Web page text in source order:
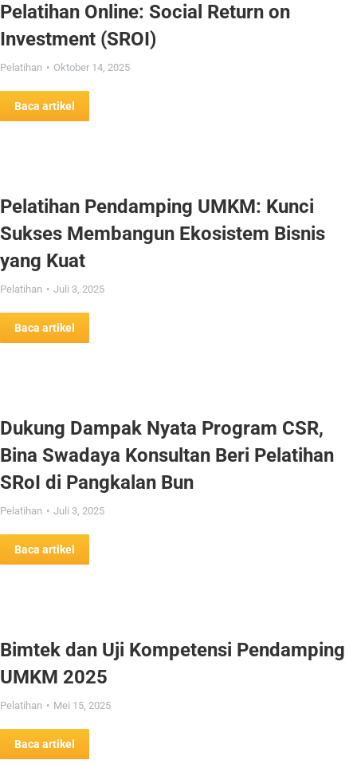
Pelatihan Online: Social Return on
Investment (SROI)
Pelatihan Oktober 14, 2025
Baca artikel
Pelatihan Pendamping UMKM: Kunci
Sukses Membangun Ekosistem Bisnis
yang Kuat
Pelatihan Juli 3, 2025
Baca artikel
Dukung Dampak Nyata Program CSR,
Bina Swadaya Konsultan Beri Pelatihan
SRoI di Pangkalan Bun
Pelatihan Juli 3, 2025
Baca artikel
Bimtek dan Uji Kompetensi Pendamping
UMKM 2025
Pelatihan Mei 15, 2025
Baca artikel